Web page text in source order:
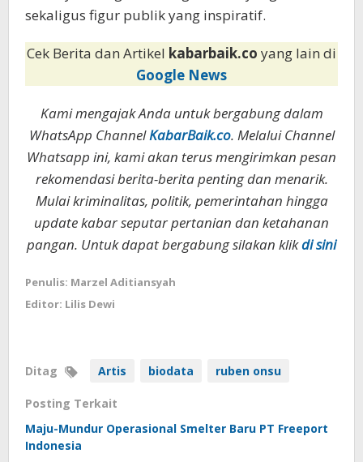
sekaligus figur publik yang inspiratif.
Cek Berita dan Artikel kabarbaik.co yang lain di
Google News
Kami mengajak Anda untuk bergabung dalam
WhatsApp ChannelKabarBaik.co. Melalui Channel
Whatsapp ini, kami akan terus mengirimkan pesan
rekomendasi berita-berita penting dan menarik.
Mulai kriminalitas, politik, pemerintahan hingga
update kabar seputar pertanian dan ketahanan
pangan. Untuk dapat bergabung silakan klikdi sini
Penulis: Marzel Aditiansyah
Editor: Lilis Dewi
Ditag Artis biodata ruben onsu
Posting Terkait
Maju-Mundur Operasional Smelter Baru PT Freeport
Indonesia